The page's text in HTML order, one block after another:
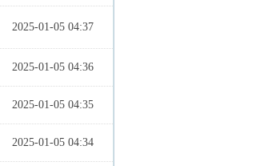
2025-01-05 04:37
2025-01-05 04:36
2025-01-05 04:35
2025-01-05 04:34